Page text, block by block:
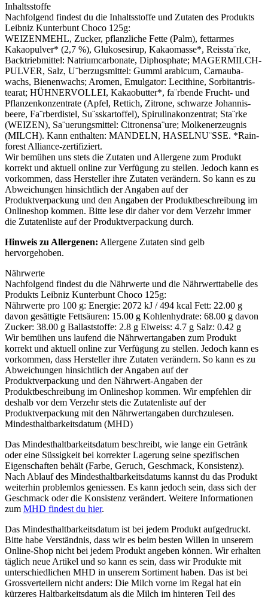
Inhaltsstoffe
Nachfolgend findest du die Inhaltsstoffe und Zutaten des Produkts
Leibniz Kunterbunt Choco 125g:
WEI­ZEN­MEHL, Zucker, pflanz­li­che Fet­te (Palm), fett­ar­mes
Kakao­pul­ver* (2,7 %), Glu­ko­se­si­rup, Kakao­mas­se*, Reissta¨rke,
Back­trieb­mit­tel: Natri­um­car­bo­na­te, Diphos­pha­te; MAGER­MILCH­
PUL­VER, Salz, U¨berzugsmittel: Gum­mi ara­bicum, Car­nau­ba­
wachs, Bie­nen­wachs; Aro­men, Emul­ga­tor: Leci­thi­ne, Sor­bi­t­an­tris­
tea­rat; HÜH­NER­VOLLEI, Kakao­but­ter*, fa¨rbende Frucht- und
Pflan­zen­kon­zen­tra­te (Apfel, Ret­tich, Zitro­ne, schwar­ze Johan­nis­
bee­re, Fa¨rberdistel, Su¨sskartoffel), Spi­ru­li­na­kon­zen­trat; Sta¨rke
(WEI­ZEN), Sa¨uerungsmittel: Citronensa¨ure; Mol­ken­er­zeug­nis
(MILCH). Kann ent­hal­ten: MAN­DELN, HASELNU¨SSE. *Rain­
fo­rest Alliance-zertifiziert.
Wir bemühen uns stets die Zutaten und Allergene zum Produkt
korrekt und aktuell online zur Verfügung zu stellen. Jedoch kann es
vorkommen, dass Hersteller ihre Zutaten verändern. So kann es zu
Abweichungen hinsichtlich der Angaben auf der
Produktverpackung und den Angaben der Produktbeschreibung im
Onlineshop kommen. Bitte lese dir daher vor dem Verzehr immer
die Zutatenliste auf der Produktverpackung durch.
Hinweis zu Allergenen: Allergene Zutaten sind gelb
hervorgehoben.
Nährwerte
Nachfolgend findest du die Nährwerte und die Nährwerttabelle des
Produkts Leibniz Kunterbunt Choco 125g:
Nähr­wer­te pro 100 g: Ener­gie: 2072 kJ / 494 kcal Fett: 22.00 g
davon gesät­tig­te Fett­säu­ren: 15.00 g Koh­len­hy­dra­te: 68.00 g davon
Zucker: 38.00 g Bal­last­stof­fe: 2.8 g Eiweiss: 4.7 g Salz: 0.42 g
Wir bemühen uns laufend die Nährwertangaben zum Produkt
korrekt und aktuell online zur Verfügung zu stellen. Jedoch kann es
vorkommen, dass Hersteller ihre Zutaten verändern. So kann es zu
Abweichungen hinsichtlich der Angaben auf der
Produktverpackung und den Nährwert-Angaben der
Produktbeschreibung im Onlineshop kommen. Wir empfehlen dir
deshalb vor dem Verzehr stets die Zutatenliste auf der
Produktverpackung mit den Nährwertangaben durchzulesen.
Mindesthaltbarkeitsdatum (MHD)
Das Mindesthaltbarkeitsdatum beschreibt, wie lange ein Getränk
oder eine Süssigkeit bei korrekter Lagerung seine spezifischen
Eigenschaften behält (Farbe, Geruch, Geschmack, Konsistenz).
Nach Ablauf des Mindesthaltbarkeitsdatums kannst du das Produkt
weiterhin problemlos geniessen. Es kann jedoch sein, dass sich der
Geschmack oder die Konsistenz verändert. Weitere Informationen
zum MHD findest du hier.
Das Mindesthaltbarkeitsdatum ist bei jedem Produkt aufgedruckt.
Bitte habe Verständnis, dass wir es beim besten Willen in unserem
Online-Shop nicht bei jedem Produkt angeben können. Wir erhalten
täglich neue Artikel und so kann es sein, dass wir Produkte mit
unterschiedlichen MHD in unserem Sortiment haben. Das ist bei
Grossverteilern nicht anders: Die Milch vorne im Regal hat ein
kürzeres Haltbarkeitsdatum als die Milch im hinteren Teil des